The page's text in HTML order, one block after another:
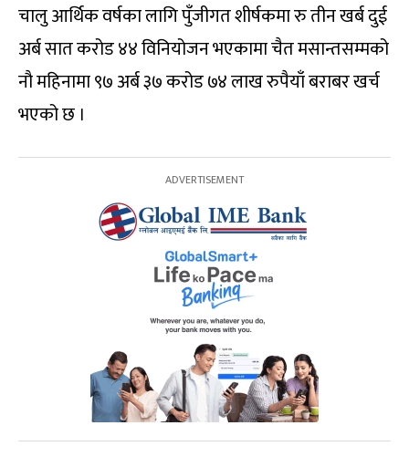
चालु आर्थिक वर्षका लागि पुँजीगत शीर्षकमा रु तीन खर्ब दुई
अर्ब सात करोड ४४ विनियोजन भएकामा चैत मसान्तसम्मको
नौ महिनामा ९७ अर्ब ३७ करोड ७४ लाख रुपैयाँ बराबर खर्च
भएको छ ।